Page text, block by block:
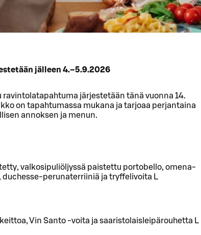
jälleen 4.–5.9.2026
ravintolatapahtuma järjestetään tänä vuonna 14.
on tapahtumassa mukana ja tarjoaa perjantaina
annoksen ja menun.
valkosipuliöljyssä paistettu portobello, omena-
duchesse-perunaterriiniä ja tryffelivoita L
Vin Santo -voita ja saaristolaisleipärouhetta L